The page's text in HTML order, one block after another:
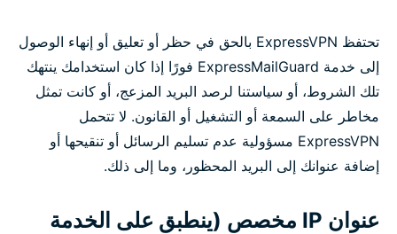
تحتفظ ExpressVPN بالحق في حظر أو تعليق أو إنهاء الوصول
إلى خدمة ExpressMailGuard فورًا إذا كان استخدامك ينتهك
تلك الشروط، أو سياستنا لرصد البريد المزعج، أو كانت تمثل
مخاطر على السمعة أو التشغيل أو القانون. لا تتحمل
ExpressVPN مسؤولية عدم تسليم الرسائل أو تنقيحها أو
إضافة عنوانك إلى البريد المحظور، وما إلى ذلك.
عنوان IP مخصص (ينطبق على الخدمة